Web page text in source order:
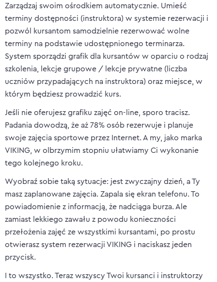
Zarządzaj swoim ośrodkiem automatycznie. Umieść
terminy dostępności (instruktora) w systemie rezerwacji i
pozwól kursantom samodzielnie rezerwować wolne
terminy na podstawie udostępnionego terminarza.
System sporządzi grafik dla kursantów w oparciu o rodzaj
szkolenia, lekcje grupowe / lekcje prywatne (liczba
uczniów przypadających na instruktora) oraz miejsce, w
którym będziesz prowadzić kurs.
Jeśli nie oferujesz grafiku zajęć on-line, sporo tracisz.
Padania dowodzą, że ​​aż 78% osób rezerwuje i planuje
swoje zajęcia sportowe przez Internet. A my, jako marka
VIKING, w olbrzymim stopniu ułatwiamy Ci wykonanie
tego kolejnego kroku.
Wyobraź sobie taką sytuacje: jest zwyczajny dzień, a Ty
masz zaplanowane zajęcia. Zapala się ekran telefonu. To
powiadomienie z informacją, że nadciąga burza. Ale
zamiast lekkiego zawału z powodu konieczności
przełożenia zajęć ze wszystkimi kursantami, po prostu
otwierasz system rezerwacji VIKING i naciskasz jeden
przycisk.
I to wszystko. Teraz wszyscy Twoi kursanci i instruktorzy